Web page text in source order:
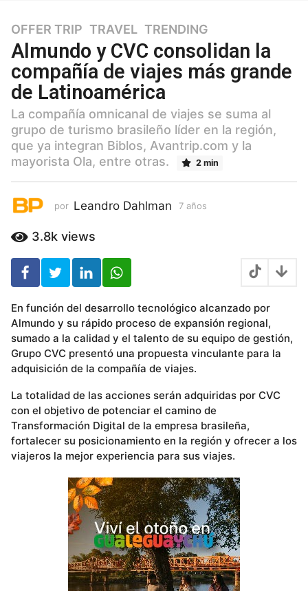
7
a
ñ
o
s
a
ñ
o
s
OFFER TRIP ,TRAVEL ,TRENDING
Almundo y CVC consolidan la
compañía de viajes más grande
de Latinoamérica
La compañía omnicanal de viajes se suma al
grupo de turismo brasileño líder en la región,
que ya integran Biblos, Avantrip.com y la
mayorista Ola, entre otras.
2 min
por Leandro Dahlman 7 años
3.8k views
En función del desarrollo tecnológico alcanzado por
Almundo y su rápido proceso de expansión regional,
sumado a la calidad y el talento de su equipo de gestión,
Grupo CVC presentó una propuesta vinculante para la
adquisición de la compañía de viajes.
La totalidad de las acciones serán adquiridas por CVC
con el objetivo de potenciar el camino de
Transformación Digital de la empresa brasileña,
fortalecer su posicionamiento en la región y ofrecer a los
viajeros la mejor experiencia para sus viajes.